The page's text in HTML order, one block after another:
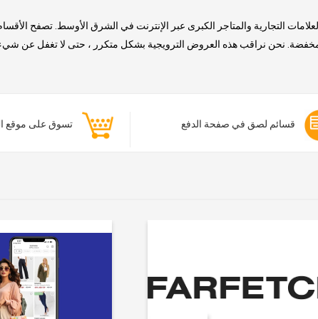
التجارية والمتاجر الكبرى عبر الإنترنت في الشرق الأوسط. تصفح
نحن نراقب هذه العروض الترويجية بشكل متكرر ، حتى لا تغفل عن شيء
تسوق على موقع قسائم لصق في صفحة الدفع